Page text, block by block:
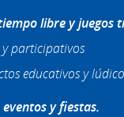
libre y juegos
y participativos
educativos y
y fiestas.